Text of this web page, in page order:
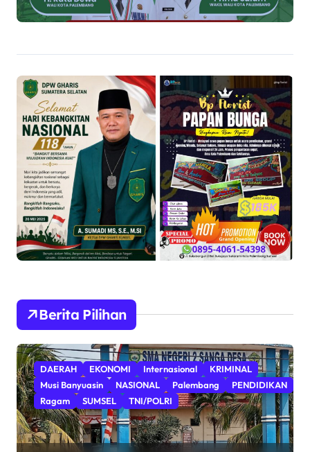
Berita Pilihan
DAERAH EKONOMI Internasional
KRIMINAL
Musi Banyuasin
NASIONAL Palembang
PENDIDIKAN
Ragam
SUMSEL TNI/POLRI